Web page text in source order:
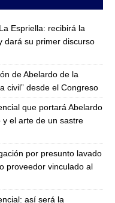
Espriella: recibirá la
dará su primer discurso
de Abelardo de la
civil” desde el Congreso
que portará Abelardo
y el arte de un sastre
por presunto lavado
proveedor vinculado al
así será la